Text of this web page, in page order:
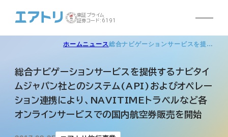
東証プライム
証券コード:6191
ホームニュース総合ナビゲーションサービスを提…
総合ナビゲーションサービスを提供するナビタイ
ムジャパン社とのシステム(API)およびオペレー
ション連携により、NAVITIMEトラベルなど各
オンラインサービスでの国内航空券販売を開始